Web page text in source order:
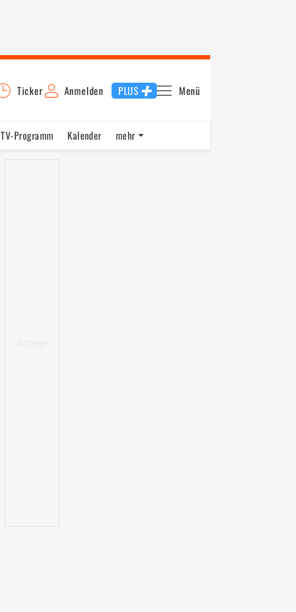
Ticker Anmelden PLUS Menü
TV-Programm
Kalender
mehr